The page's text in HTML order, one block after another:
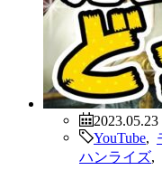
2023.05.23
YouTube
ハンライズ